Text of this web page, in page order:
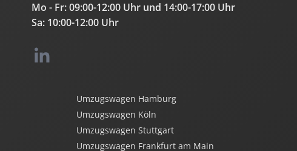
Mo - Fr: 09:00-12:00 Uhr und 14:00-17:00 Uhr
Sa: 10:00-12:00 Uhr
Umzugswagen Hamburg
Umzugswagen Köln
Umzugswagen Stuttgart
Umzugswagen Frankfurt am Main